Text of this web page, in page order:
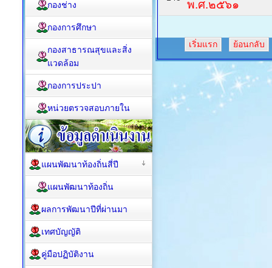
พ.ศ.๒๕๖๑
เริ่มแรก ย้อนกลับ
กองช่าง
กองการศึกษา
กองสาธารณสุขและสิ่ง
แวดล้อม
กองการประปา
หน่วยตรวจสอบภายใน
แผนพัฒนาท้องถิ่นสี่ปี
แผนพัฒนาท้องถิ่น
ผลการพัฒนาปีที่ผ่านมา
เทศบัญญัติ
คู่มือปฏิบัติงาน